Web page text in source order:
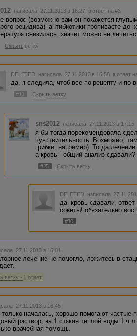
написала 27.11.2013 в 16:27 в ответ на #3
вопрос (возможно вам он покажется
рецидива): антибиотики пропиваете до
снизилась, значит можно не
Скрыть ветку
DELETED написала 27.11.2013 в 16:58 в ответ
да, я следила, чтоб все по рецепту и по
#13 Скрыть ветку
sns2012 написала 27.11.2013 в 17:15
я бы тогда порекомендовала
чувствительность. Возможно,
грибки, например). Тогда
а кровь - общий анализ сдавали?
#25 Скрыть ветку
DELETED написала
да, кровь сдавали,
советы! обязательно
#30
27.11.2013 в 16:01
лечение не помогло, ложитесь в
ветку - 1 ответ
27.11.2013 в 16:45
только началась, хорошо помогают
раствор, на 1 стакан теплой воды 1
врачебная помощь.